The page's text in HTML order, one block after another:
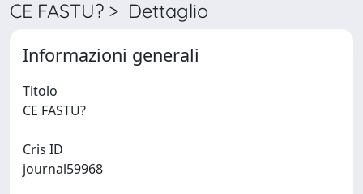
CE FASTU? > Dettaglio
Informazioni generali
Titolo
Cris ID